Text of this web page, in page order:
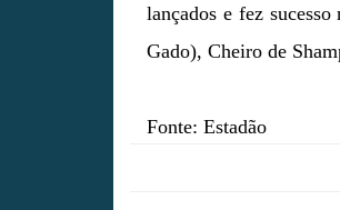
lançados e fez
Gado), Cheiro de
Fonte: Estadão